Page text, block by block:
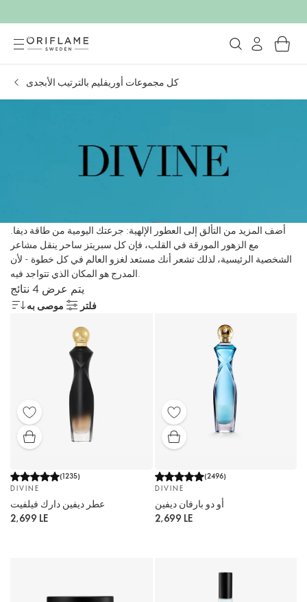
كل مجموعات أوريفليم بالترتيب الأبجدى
أضف المزيد من التألق إلى العطور الإلهية: جرعتك اليومية من طاقة ديفا.
مع الزهور المورقة في القلب، فإن كل سبريتز ساحر ينقل مشاعر
الشخصية الرئيسية، لذلك تشعر أنك مستعد لغزو العالم في كل خطوة - لأن
المدرج هو المكان الذي تتواجد فيه.
يتم عرض 4 نتائج
موصى به فلتر
(1235)
DIVINE
عطر ديفين دارك فيلفيت
2,699 LE
(2496)
DIVINE
أو دو بارفان ديفين
2,699 LE